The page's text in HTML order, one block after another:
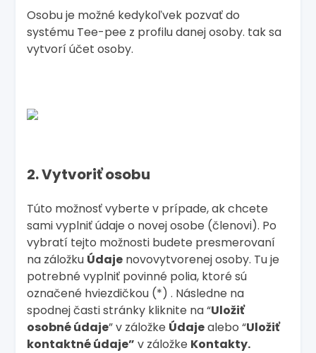
Osobu je možné kedykoľvek pozvať do
systému Tee-pee z profilu danej osoby. tak sa
vytvorí účet osoby.
2. Vytvoriť osobu
Túto možnosť vyberte v prípade, ak chcete
sami vyplniť údaje o novej osobe (členovi). Po
vybratí tejto možnosti budete presmerovaní
na záložku Údaje novovytvorenej osoby. Tu je
potrebné vyplniť povinné polia, ktoré sú
označené hviezdičkou (*) . Následne na
spodnej časti stránky kliknite na “Uložiť
osobné údaje” v záložke Údajealebo “Uložiť
kontaktné údaje” v záložke Kontakty.